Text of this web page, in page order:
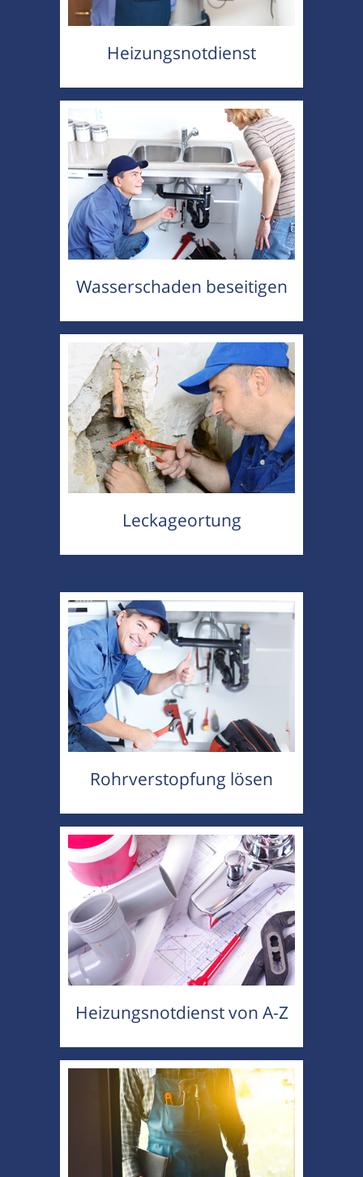
Heizungsnotdienst
Wasserschaden beseitigen
Leckageortung
Rohrverstopfung lösen
Heizungsnotdienst von A-Z